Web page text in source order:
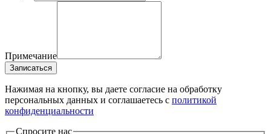
Примечание
Записаться
Нажимая на кнопку, вы даете согласие на обработку
персональных данных и соглашаетесь c политикой
конфиденциальности
Спросите нас